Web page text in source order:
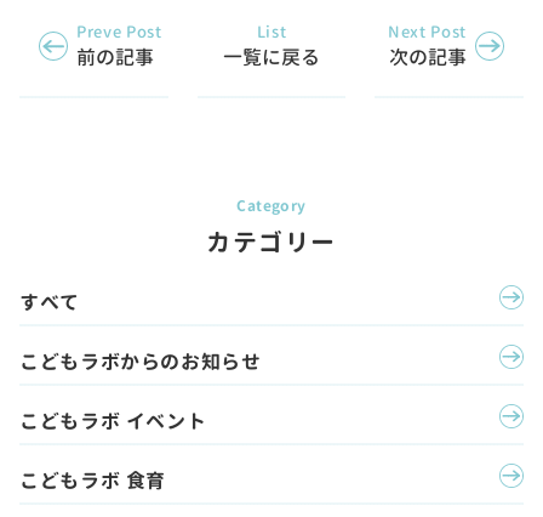
Preve Post
前の記事
List
一覧に戻る
Next Post
次の記事
カテゴリー
すべて
こどもラボからのお知らせ
こどもラボ イベント
こどもラボ 食育